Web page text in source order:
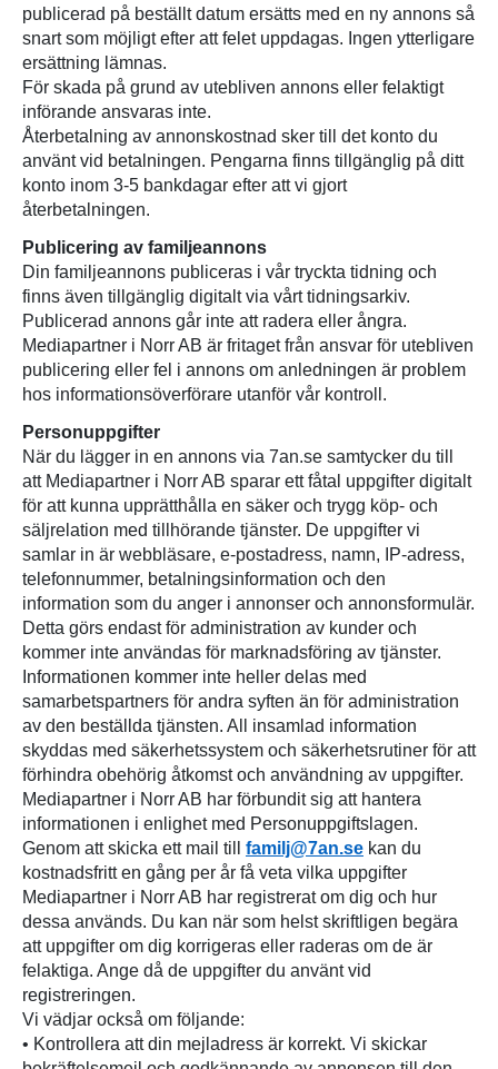
publicerad på beställt datum ersätts med en ny annons så
snart som möjligt efter att felet uppdagas. Ingen ytterligare
ersättning lämnas.
För skada på grund av utebliven annons eller felaktigt
införande ansvaras inte.
Återbetalning av annonskostnad sker till det konto du
använt vid betalningen. Pengarna finns tillgänglig på ditt
konto inom 3-5 bankdagar efter att vi gjort
återbetalningen.
Publicering av familjeannons
Din familjeannons publiceras i vår tryckta tidning och
finns även tillgänglig digitalt via vårt tidningsarkiv.
Publicerad annons går inte att radera eller ångra.
Mediapartner i Norr AB är fritaget från ansvar för utebliven
publicering eller fel i annons om anledningen är problem
hos informationsöverförare utanför vår kontroll.
Personuppgifter
När du lägger in en annons via 7an.se samtycker du till
att Mediapartner i Norr AB sparar ett fåtal uppgifter digitalt
för att kunna upprätthålla en säker och trygg köp- och
säljrelation med tillhörande tjänster. De uppgifter vi
samlar in är webbläsare, e-postadress, namn, IP-adress,
telefonnummer, betalningsinformation och den
information som du anger i annonser och annonsformulär.
Detta görs endast för administration av kunder och
kommer inte användas för marknadsföring av tjänster.
Informationen kommer inte heller delas med
samarbetspartners för andra syften än för administration
av den beställda tjänsten. All insamlad information
skyddas med säkerhetssystem och säkerhetsrutiner för att
förhindra obehörig åtkomst och användning av uppgifter.
Mediapartner i Norr AB har förbundit sig att hantera
informationen i enlighet med Personuppgiftslagen.
Genom att skicka ett mail till familj@7an.se kan du
kostnadsfritt en gång per år få veta vilka uppgifter
Mediapartner i Norr AB har registrerat om dig och hur
dessa används. Du kan när som helst skriftligen begära
att uppgifter om dig korrigeras eller raderas om de är
felaktiga. Ange då de uppgifter du använt vid
registreringen.
Vi vädjar också om följande:
• Kontrollera att din mejladress är korrekt. Vi skickar